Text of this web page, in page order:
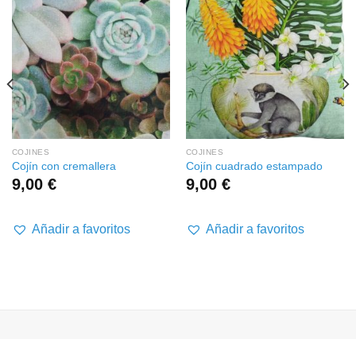
COJINES
Cojín con cremallera
9,00 €
Añadir a favoritos
COJINES
Cojín cuadrado estampado
9,00 €
Añadir a favoritos